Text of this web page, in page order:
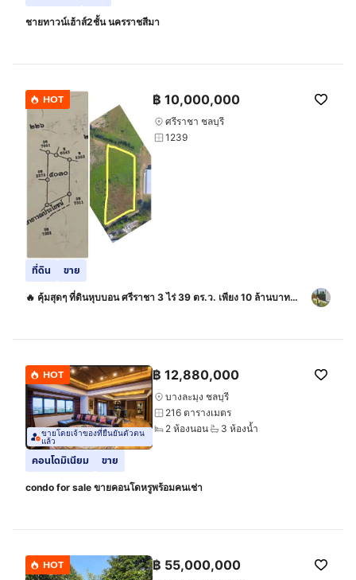
ชายทาวน์เฮ้าส์2ชั้น นครราชสีมา
HOT ฿ 10,000,000
ศรีราชา ชลบุรี
1239
ที่ดิน ขาย
🔥 คุ้มสุดๆ ที่ดินหุบบอน ศรีราชา 3 ไร่ 39 ตร.ว. เพียง 10 ล้านบาท
HOT
ขายโดยเจ้าของที่ยืนยันตัวตน
แล้ว
฿ 12,880,000
บางละมุง ชลบุรี
216 ตารางเมตร
2 ห้องนอน
3 ห้องน้ำ
คอนโดมิเนียม ขาย
condo for sale ขายคอนโดหรูพร้อมคนเช่า
HOT ฿ 55,000,000